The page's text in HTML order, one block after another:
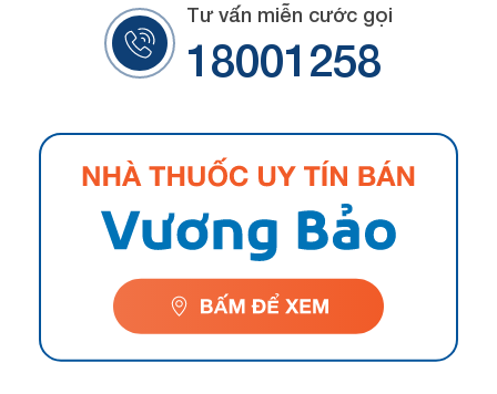
Tư vấn miễn cước gọi
18001258